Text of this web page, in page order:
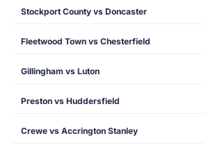
Stockport County vs Doncaster
Fleetwood Town vs Chesterfield
Gillingham vs Luton
Preston vs Huddersfield
Crewe vs Accrington Stanley